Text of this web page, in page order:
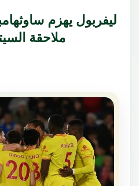
ليفربول يهزم
ملاحقة